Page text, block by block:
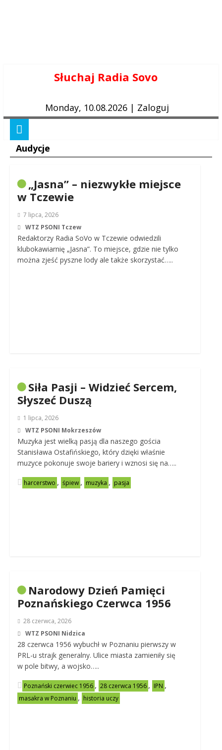
Słuchaj Radia Sovo
Monday, 10.08.2026 | Zaloguj
Audycje
„Jasna” – niezwykłe miejsce
w Tczewie
7 lipca, 2026
WTZ PSONI Tczew
Redaktorzy Radia SoVo w Tczewie odwiedzili
klubokawiarnię „Jasna”. To miejsce, gdzie nie tylko
można zjeść pyszne lody ale także skorzystać…..
Siła Pasji – Widzieć Sercem,
Słyszeć Duszą
1 lipca, 2026
WTZ PSONI Mokrzeszów
Muzyka jest wielką pasją dla naszego gościa
Stanisława Ostafińskiego, który dzięki właśnie
muzyce pokonuje swoje bariery i wznosi się na…..
harcerstwo , śpiew , muzyka , pasja
Narodowy Dzień Pamięci
Poznańskiego Czerwca 1956
28 czerwca, 2026
WTZ PSONI Nidzica
28 czerwca 1956 wybuchł w Poznaniu pierwszy w
PRL-u strajk generalny. Ulice miasta zamieniły się
w pole bitwy, a wojsko…..
Poznański czerwiec 1956 , 28 czerwca 1956 , IPN ,
masakra w Poznaniu , historia uczy